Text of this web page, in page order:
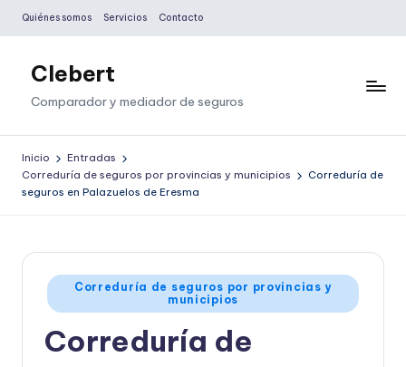
Saltar
contenido
Quiénes somos Servicios Contacto
Clebert
Comparador y mediador de seguros
Inicio
Entradas
Correduría de seguros por provincias y municipios
Correduría de
seguros en Palazuelos de Eresma
Publicado
en
Correduría de seguros por provincias y
municipios
Correduría de